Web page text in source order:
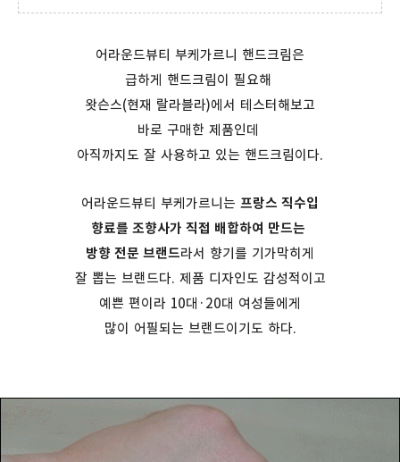
어라운드뷰티 부케가르니 핸드크림은
급하게 핸드크림이 필요해
왓슨스(현재 랄라블라)에서 테스터해보고
바로 구매한 제품인데
아직까지도 잘 사용하고 있는 핸드크림이다.
어라운드뷰티 부케가르니는 프랑스 직수입
향료를 조향사가 직접 배합하여 만드는
방향 전문 브랜드라서 향기를 기가막히게
잘 뽑는 브랜드다. 제품 디자인도 감성적이고
예쁜 편이라 10대·20대 여성들에게
많이 어필되는 브랜드이기도 하다.